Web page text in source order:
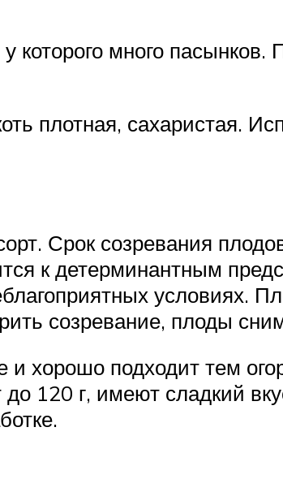
которого много
плотная, сахаристая.
Срок созревания
к детерминантным
условиях.
созревание, плоды
и хорошо подходит тем
120 г, имеют сладкий